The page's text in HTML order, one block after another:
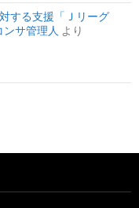
する支援「Ｊリーグ
ンサ管理人 より